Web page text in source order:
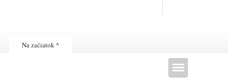
Na začiatok ^